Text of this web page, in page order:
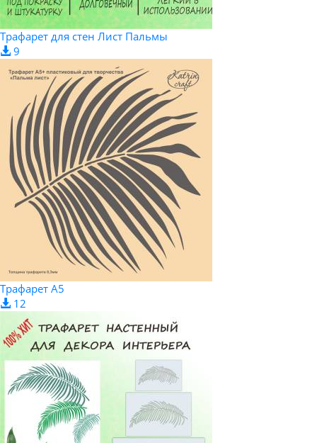
Трафарет для стен Лист Пальмы
9
Трафарет А5
12